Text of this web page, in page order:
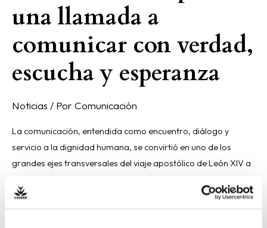
una llamada a
comunicar con verdad,
escucha y esperanza
Noticias / Por Comunicación
La comunicación, entendida como encuentro, diálogo y
servicio a la dignidad humana, se convirtió en uno de los
grandes ejes transversales del viaje apostólico de León XIV a
España. Desde el avión que le condujo a Madrid hasta sus
encuentros con jóvenes, agentes de pastoral, responsables